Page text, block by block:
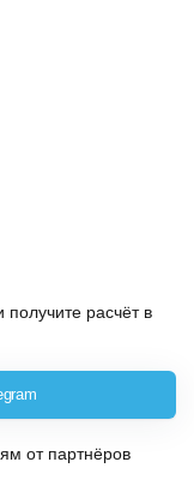
расчёт в
от партнёров